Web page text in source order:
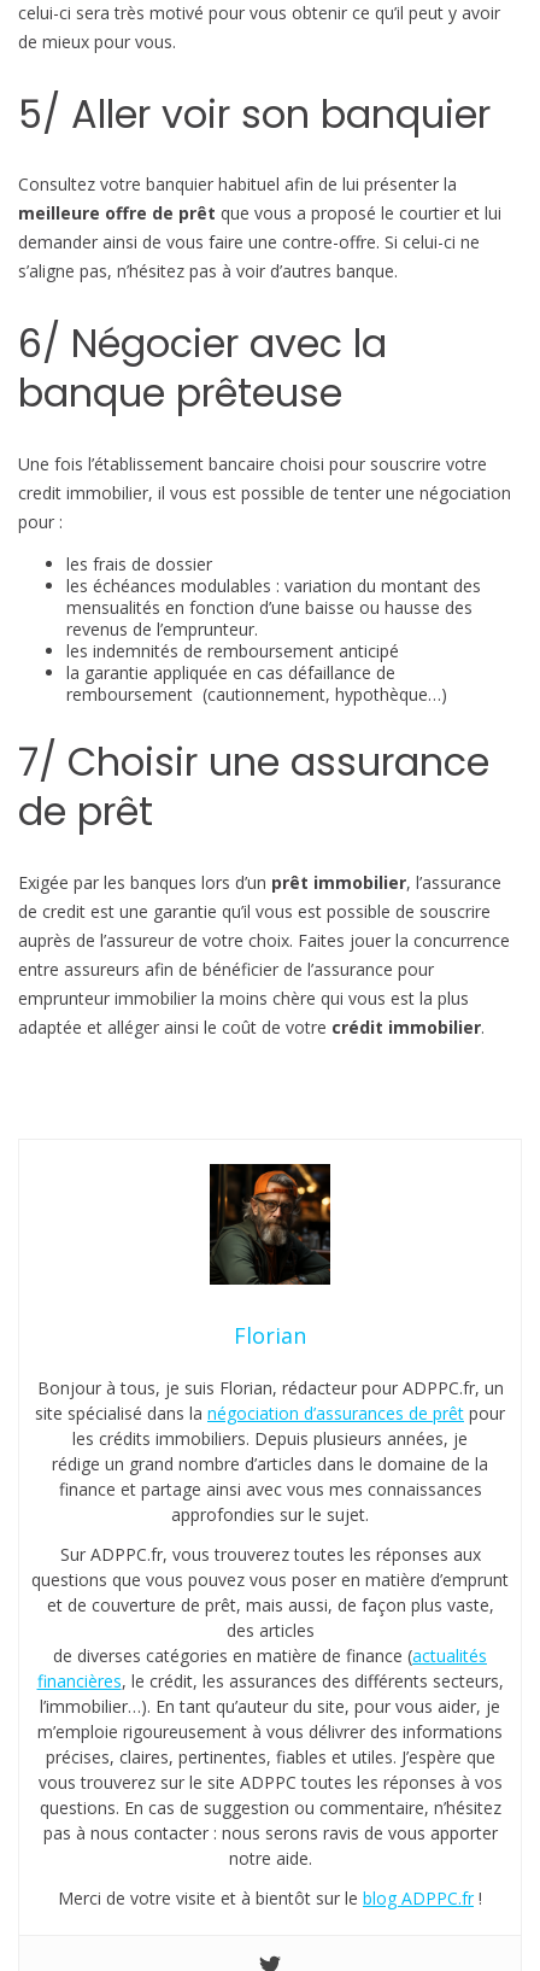
celui-ci sera très motivé pour vous obtenir ce qu’il peut y avoir
de mieux pour vous.
5/ Aller voir son banquier
Consultez votre banquier habituel afin de lui présenter la
meilleure offre de prêt que vous a proposé le courtier et lui
demander ainsi de vous faire une contre-offre. Si celui-ci ne
s’aligne pas, n’hésitez pas à voir d’autres banque.
6/ Négocier avec la
banque prêteuse
Une fois l’établissement bancaire choisi pour souscrire votre
credit immobilier, il vous est possible de tenter une négociation
pour :
les frais de dossier
les échéances modulables : variation du montant des
mensualités en fonction d’une baisse ou hausse des
revenus de l’emprunteur.
les indemnités de remboursement anticipé
la garantie appliquée en cas défaillance de
remboursement (cautionnement, hypothèque…)
7/ Choisir une assurance
de prêt
Exigée par les banques lors d’un prêt immobilier, l’assurance
de credit est une garantie qu’il vous est possible de souscrire
auprès de l’assureur de votre choix. Faites jouer la concurrence
entre assureurs afin de bénéficier de l’assurance pour
emprunteur immobilier la moins chère qui vous est la plus
adaptée et alléger ainsi le coût de votre crédit immobilier.
Florian
Bonjour à tous, je suis Florian, rédacteur pour ADPPC.fr, un
site spécialisé dans la négociation d’assurances de prêt pour
les crédits immobiliers. Depuis plusieurs années, je
rédige un grand nombre d’articles dans le domaine de la
finance et partage ainsi avec vous mes connaissances
approfondies sur le sujet.
Sur ADPPC.fr, vous trouverez toutes les réponses aux
questions que vous pouvez vous poser en matière d’emprunt
et de couverture de prêt, mais aussi, de façon plus vaste,
des articles
de diverses catégories en matière de finance (actualités
financières, le crédit, les assurances des différents secteurs,
l’immobilier…). En tant qu’auteur du site, pour vous aider, je
m’emploie rigoureusement à vous délivrer des informations
précises, claires, pertinentes, fiables et utiles. J’espère que
vous trouverez sur le site ADPPC toutes les réponses à vos
questions. En cas de suggestion ou commentaire, n’hésitez
pas à nous contacter : nous serons ravis de vous apporter
notre aide.
Merci de votre visite et à bientôt sur le blog ADPPC.fr!